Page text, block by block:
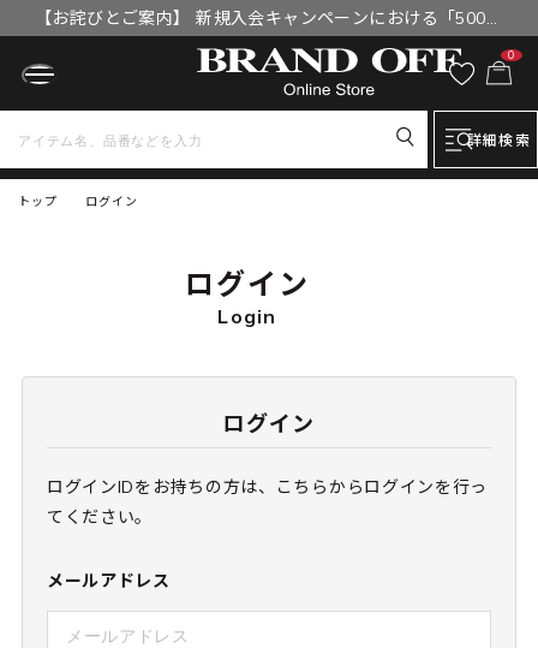
【お詫びとご案内】 新規入会キャンペーンにおける「500円
OFFクーポン」付与漏れと補填について
0
詳細検索
トップ ログイン
ログイン
Login
ログイン
ログインIDをお持ちの方は、こちらからログインを行っ
てください。
メールアドレス